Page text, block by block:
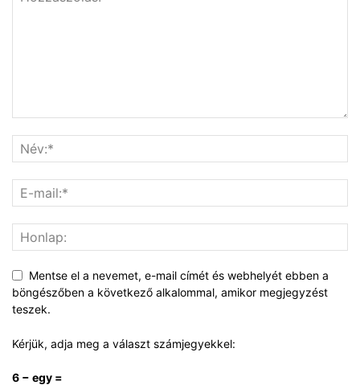
Mentse el a nevemet, e-mail címét és webhelyét ebben a
böngészőben a következő alkalommal, amikor megjegyzést
teszek.
Kérjük, adja meg a választ számjegyekkel:
6 − egy =